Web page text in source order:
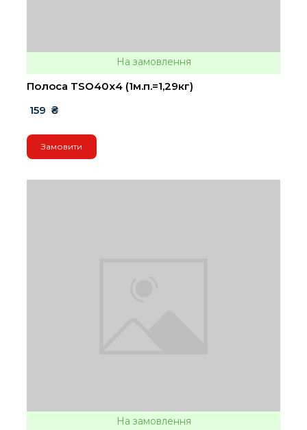
На замовлення
Полоса TSO40х4 (1м.п.=1,29кг)
159  ₴
Замовити
На замовлення